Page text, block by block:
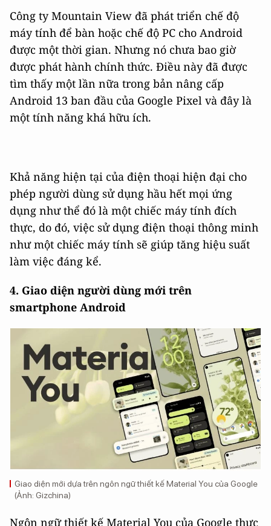
Công ty Mountain View đã phát triển chế độ
máy tính để bàn hoặc chế độ PC cho Android
được một thời gian. Nhưng nó chưa bao giờ
được phát hành chính thức. Điều này đã được
tìm thấy một lần nữa trong bản nâng cấp
Android 13 ban đầu của Google Pixel và đây là
một tính năng khá hữu ích.
Khả năng hiện tại của điện thoại hiện đại cho
phép người dùng sử dụng hầu hết mọi ứng
dụng như thể đó là một chiếc máy tính đích
thực, do đó, việc sử dụng điện thoại thông minh
như một chiếc máy tính sẽ giúp tăng hiệu suất
làm việc đáng kể.
4. Giao diện người dùng mới trên
smartphone Android
Giao diện mới dựa trên ngôn ngữ thiết kế Material You của Google
(Ảnh: Gizchina)
Ngôn ngữ thiết kế Material You của Google thực